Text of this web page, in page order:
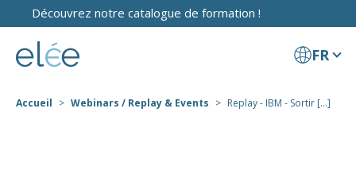
Découvrez notre catalogue de formation !
FR
Accueil Webinars / Replay & Events Replay - IBM - Sortir [...]